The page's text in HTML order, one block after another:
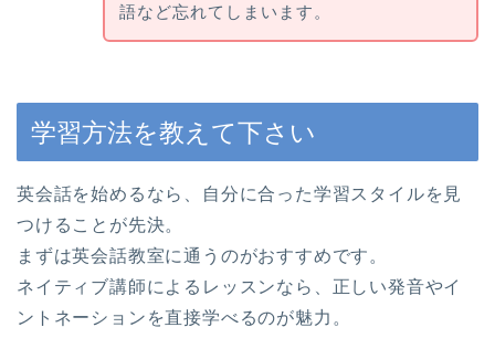
語など忘れてしまいます。
学習方法を教えて下さい
英会話を始めるなら、自分に合った学習スタイルを見
つけることが先決。
まずは英会話教室に通うのがおすすめです。
ネイティブ講師によるレッスンなら、正しい発音やイ
ントネーションを直接学べるのが魅力。